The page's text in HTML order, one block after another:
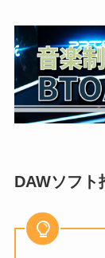
DAWソフト